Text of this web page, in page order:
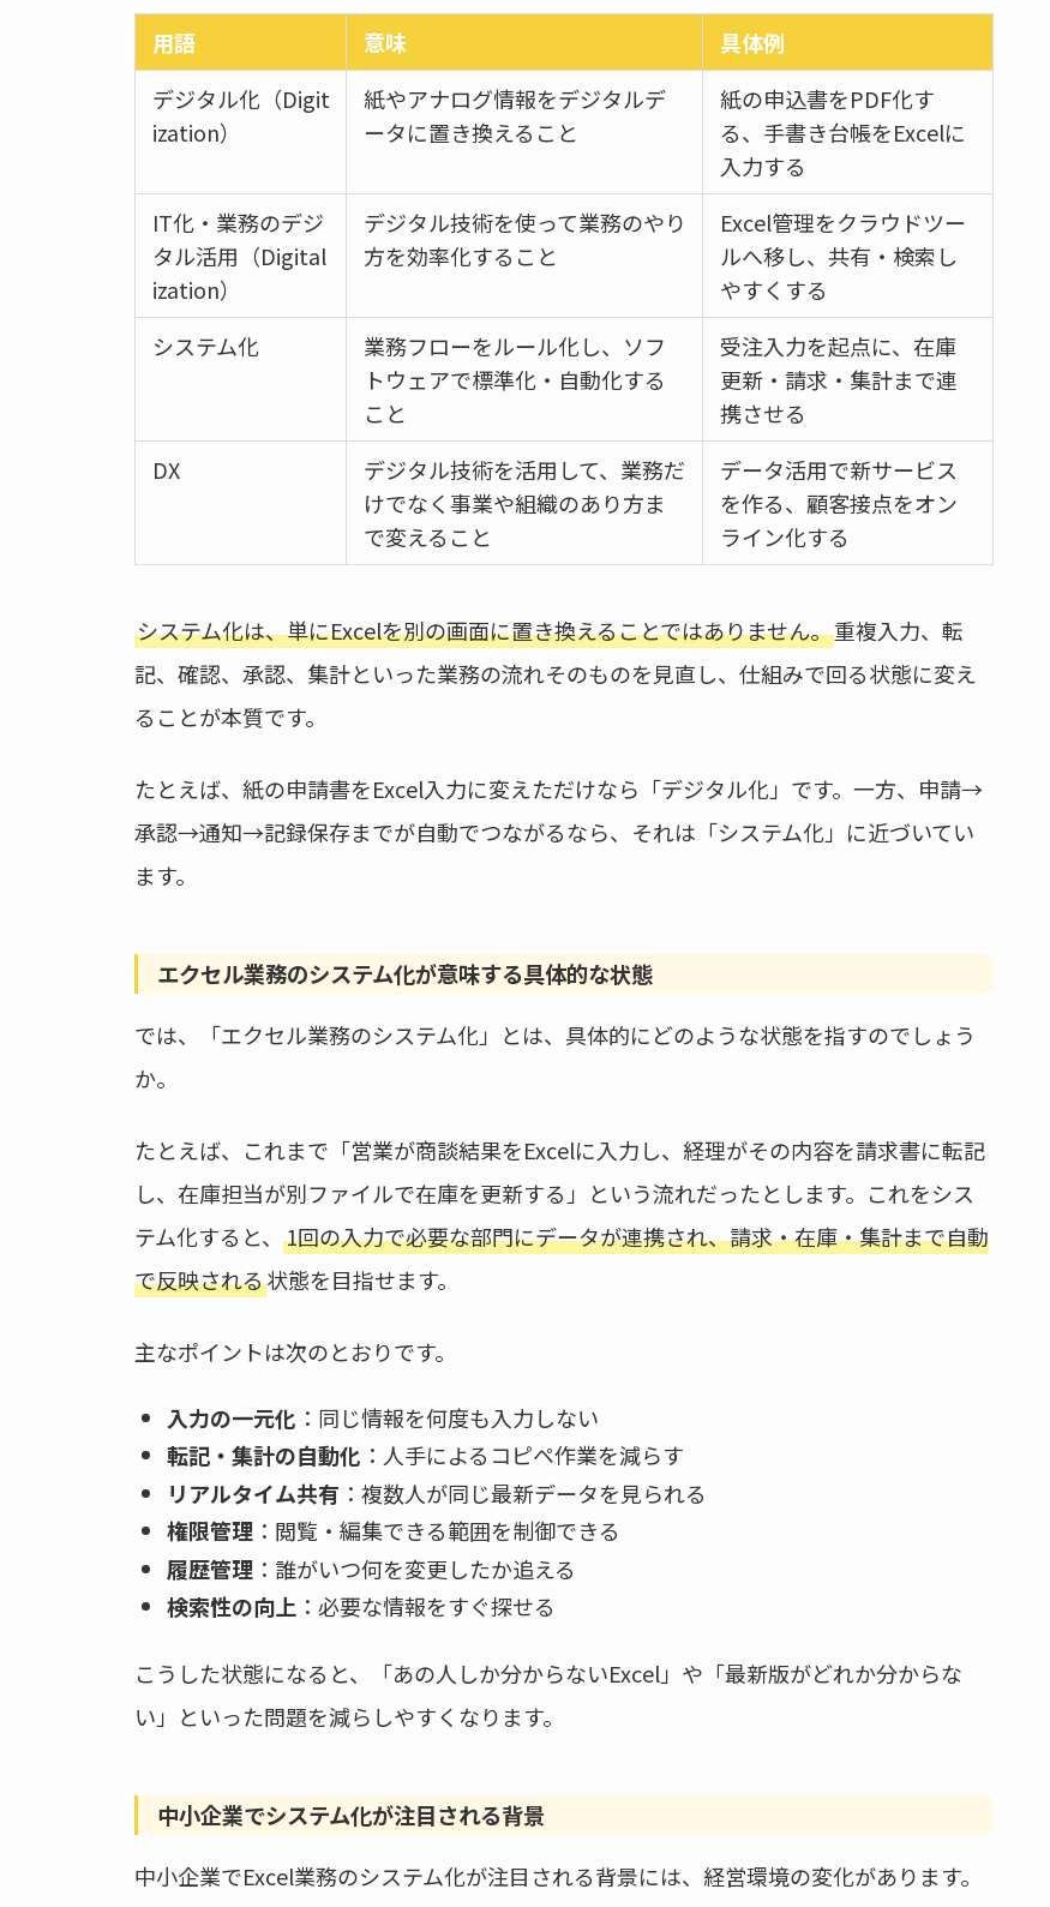
用語 意味
具体例
デジタル化（Digit
ization）
紙やアナログ情報をデジタルデ
ータに置き換えること
紙の申込書をPDF化す
る、手書き台帳をExcelに
入力する
IT化・業務のデジ
タル活用（Digital
ization）
デジタル技術を使って業務のやり
方を効率化すること
Excel管理をクラウドツー
ルへ移し、共有・検索し
やすくする
システム化
業務フローをルール化し、ソフ
トウェアで標準化・自動化する
こと
受注入力を起点に、在庫
更新・請求・集計まで連
携させる
DX
デジタル技術を活用して、業務だ
けでなく事業や組織のあり方ま
で変えること
データ活用で新サービス
を作る、顧客接点をオン
ライン化する
システム化は、単にExcelを別の画面に置き換えることではありません。重複入力、転
記、確認、承認、集計といった業務の流れそのものを見直し、仕組みで回る状態に変え
ることが本質です。
たとえば、紙の申請書をExcel入力に変えただけなら「デジタル化」です。一方、申請→
承認→通知→記録保存までが自動でつながるなら、それは「システム化」に近づいてい
ます。
エクセル業務のシステム化が意味する具体的な状態
では、「エクセル業務のシステム化」とは、具体的にどのような状態を指すのでしょう
か。
たとえば、これまで「営業が商談結果をExcelに入力し、経理がその内容を請求書に転記
し、在庫担当が別ファイルで在庫を更新する」という流れだったとします。これをシス
テム化すると、 1回の入力で必要な部門にデータが連携され、請求・在庫・集計まで自動
で反映される状態を目指せます。
主なポイントは次のとおりです。
入力の一元化 ：同じ情報を何度も入力しない
転記・集計の自動化 ：人手によるコピペ作業を減らす
リアルタイム共有 ：複数人が同じ最新データを見られる
権限管理 ：閲覧・編集できる範囲を制御できる
履歴管理 ：誰がいつ何を変更したか追える
検索性の向上 ：必要な情報をすぐ探せる
こうした状態になると、「あの人しか分からないExcel」や「最新版がどれか分からな
い」といった問題を減らしやすくなります。
中小企業でシステム化が注目される背景
中小企業でExcel業務のシステム化が注目される背景には、経営環境の変化があります。